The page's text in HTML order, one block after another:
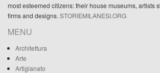
most esteemed citizens: their house museums, artists
firms and designs. STORIEMILANESI.ORG
MENU
Architettura
Arte
Artigianato